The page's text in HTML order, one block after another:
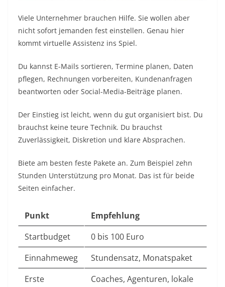
Viele Unternehmer brauchen Hilfe. Sie wollen aber
nicht sofort jemanden fest einstellen. Genau hier
kommt virtuelle Assistenz ins Spiel.
Du kannst E-Mails sortieren, Termine planen, Daten
pflegen, Rechnungen vorbereiten, Kundenanfragen
beantworten oder Social-Media-Beiträge planen.
Der Einstieg ist leicht, wenn du gut organisiert bist. Du
brauchst keine teure Technik. Du brauchst
Zuverlässigkeit, Diskretion und klare Absprachen.
Biete am besten feste Pakete an. Zum Beispiel zehn
Stunden Unterstützung pro Monat. Das ist für beide
Seiten einfacher.
Punkt
Empfehlung
Startbudget
0 bis 100 Euro
Einnahmeweg
Stundensatz, Monatspaket
Erste
Coaches, Agenturen, lokale